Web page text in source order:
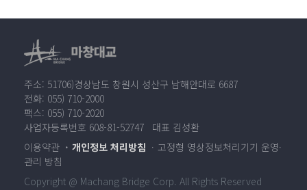
주소: 51706)경상남도 창원시 성산구 남해안대로 6687
전화: 055) 710-2000
팩스: 055) 710-2020
사업자등록번호 608-81-52747 대표 김성환
이용약관
개인정보 처리방침
고정형 영상정보처리기기 운영·
관리 방침
Copyright @ Machang Bridge Corp. All Rights Reserved